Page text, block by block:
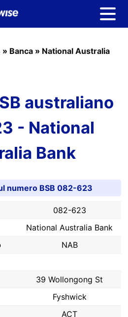
» Banca » National Australia
australiano
- National
Bank
numero BSB 082-623
082-623
National Australia Bank
NAB
39 Wollongong St
Fyshwick
ACT